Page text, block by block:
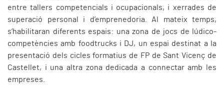
entre tallers competencials i ocupacionals, i xerrades de
superació personal i d’emprenedoria. Al mateix temps,
s’habilitaran diferents espais: una zona de jocs de lúdico-
competències amb foodtrucks i DJ, un espai destinat a la
presentació dels cicles formatius de FP de Sant Vicenç de
Castellet, i una altra zona dedicada a connectar amb les
empreses.